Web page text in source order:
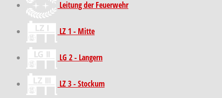
Leitung der Feuerwehr
LZ 1 - Mitte
LG 2 - Langern
LZ 3 - Stockum